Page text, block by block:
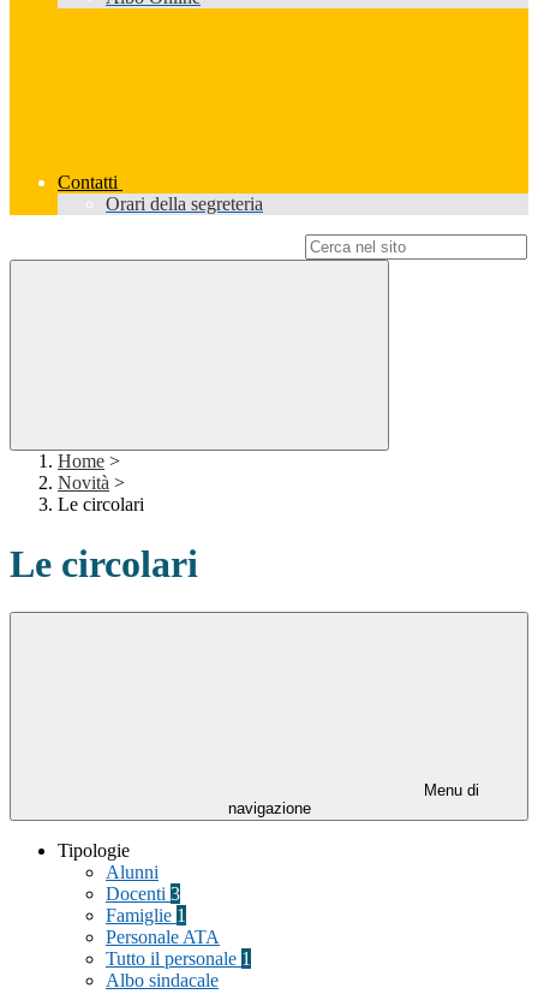
Contatti
Orari della segreteria
Home >
Novità >
Le circolari
Le circolari
Menu di
navigazione
Tipologie
Alunni
Docenti 3
Famiglie 1
Personale ATA
Tutto il personale 1
Albo sindacale